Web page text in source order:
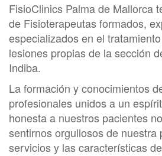
FisioClinics Palma de Mallorca
de Fisioterapeutas formados,
especializados en el
lesiones propias de la sección
Indiba.
La formación y conocimientos
profesionales unidos a un
honesta a nuestros pacientes
sentirnos orgullosos de nuestra
servicios y las características